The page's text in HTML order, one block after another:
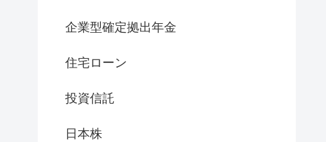
企業型確定拠出年金
住宅ローン
投資信託
日本株